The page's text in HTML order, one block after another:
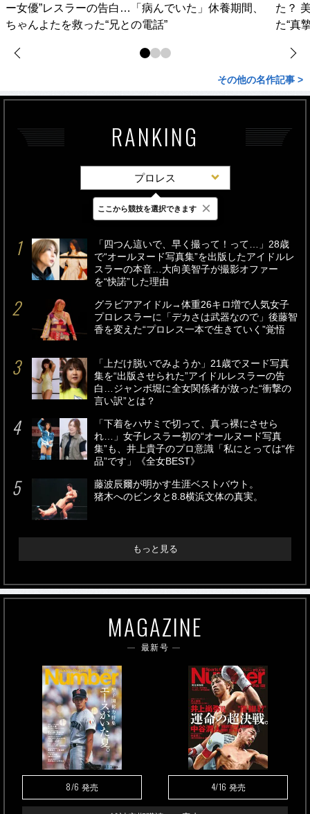
ー女優”レスラーの告白…「病んでいた」休養期間、
ちゃんよたを救った“兄との電話”
た？
た“真
その他の名作記事 >
RANKING
プロレス
最新 24時間 週間
「四つん這いで、早く撮って！って…」28歳
で“オールヌード写真集”を出版したアイドルレ
スラーの本音…大向美智子が撮影オファー
を“快諾”した理由
グラビアアイドル→体重26キロ増で人気女子
プロレスラーに「デカさは武器なので」後藤智
香を変えた“プロレス一本で生きていく”覚悟
「上だけ脱いでみようか」21歳でヌード写真
集を“出版させられた”アイドルレスラーの告
白…ジャンボ堀に全女関係者が放った“衝撃の
言い訳”とは？
「下着をハサミで切って、真っ裸にさせら
れ…」女子レスラー初の“オールヌード写真
集”も、井上貴子のプロ意識「私にとっては“作
品”です」《全女BEST》
藤波辰爾が明かす生涯ベストバウト。
猪木へのビンタと8.8横浜文体の真実。
もっと見る
MAGAZINE
最新号
8/6 発売 4/16 発売
ここから競技を選択できます ×